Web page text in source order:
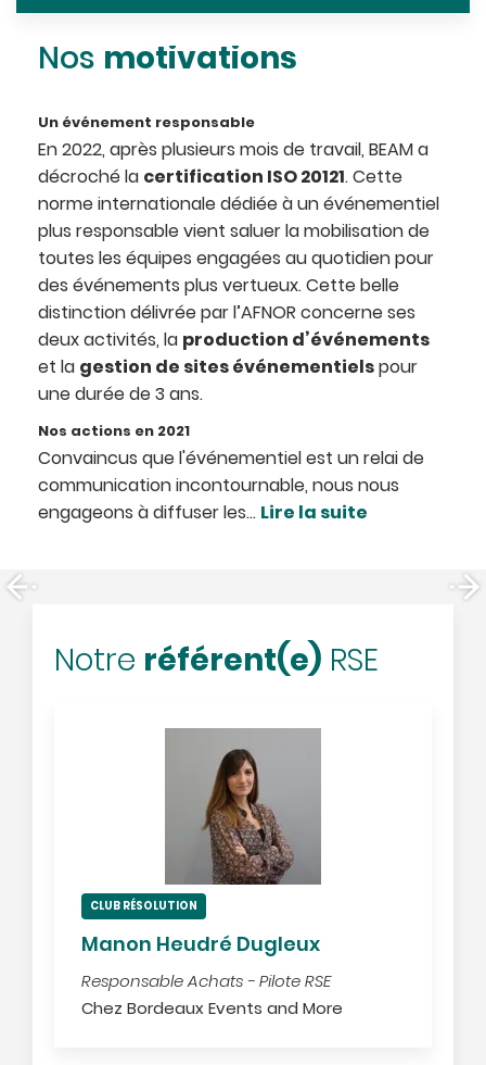
Nos motivations
Un événement responsable
En 2022, après plusieurs mois de travail, BEAM a
décroché lacertification ISO 20121. Cette
norme internationale dédiée à un événementiel
plus responsable vient saluer la mobilisation de
toutes les équipes engagées au quotidien pour
des événements plus vertueux. Cette belle
distinction délivrée par l’AFNOR concerne ses
deux activités, laproduction d’événements
et lagestion de sites événementielspour
une durée de 3 ans.
Nos actions en 2021
Convaincus que l'événementiel est un relai de
communication incontournable, nous nous
engageons à diffuser les...Lire la suite
Notre référent(e) RSE
CLUB RÉSOLUTION
Manon Heudré Dugleux
Responsable Achats - Pilote RSE
Chez Bordeaux Events and More